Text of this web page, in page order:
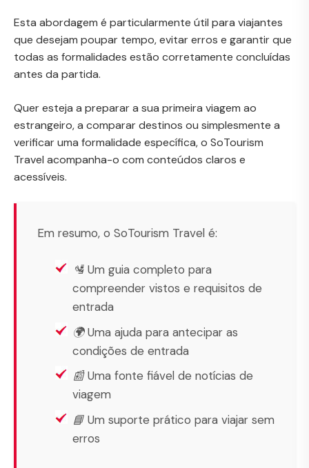
Esta abordagem é particularmente útil para viajantes
que desejam poupar tempo, evitar erros e garantir que
todas as formalidades estão corretamente concluídas
antes da partida.
Quer esteja a preparar a sua primeira viagem ao
estrangeiro, a comparar destinos ou simplesmente a
verificar uma formalidade específica, o SoTourism
Travel acompanha-o com conteúdos claros e
acessíveis.
Em resumo, o SoTourism Travel é:
🛂 Um guia completo para
compreender vistos e requisitos de
entrada
🌍 Uma ajuda para antecipar as
condições de entrada
📰 Uma fonte fiável de notícias de
viagem
📘 Um suporte prático para viajar sem
erros